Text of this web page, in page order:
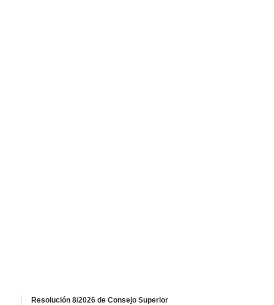
Resolución 8/2026 de Consejo Superior